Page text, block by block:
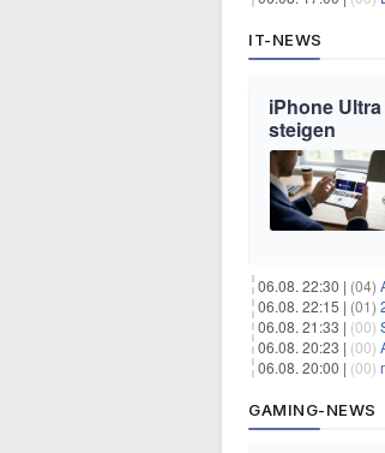
IT-NEWS
iPhone
steigen
06.08. 22:30 | (04)
06.08. 22:15 | (01)
06.08. 21:33 | (00)
06.08. 20:23 | (00)
06.08. 20:00 | (00)
GAMING-NEWS